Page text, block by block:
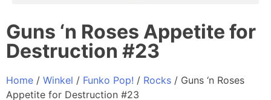
Guns ‘n Roses Appetite for
Destruction #23
Home / Winkel / Funko Pop! / Rocks / Guns ‘n Roses
Appetite for Destruction #23